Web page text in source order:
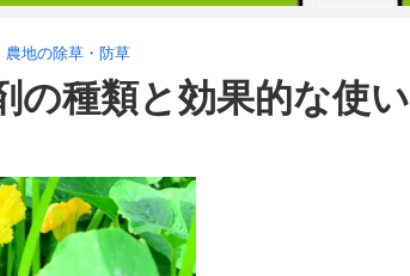
農地の除草・防草
種類と効果的な使い